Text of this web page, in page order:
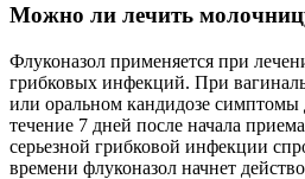
Можно ли лечить
Флуконазол применяется при
грибковых инфекций. При
или оральном кандидозе
течение 7 дней после начала
серьезной грибковой инфекции
времени флуконазол начнет